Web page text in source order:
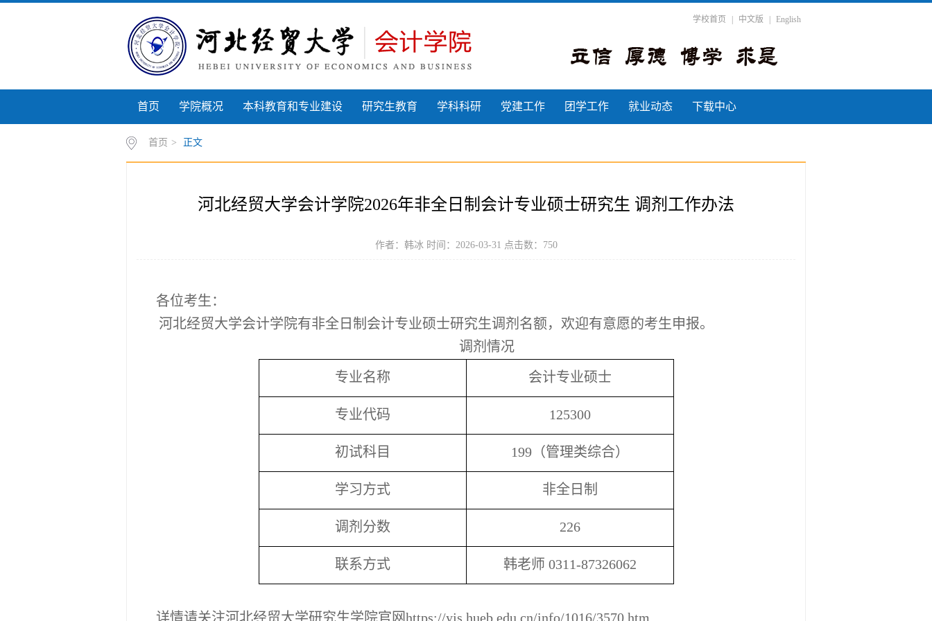
学校首页 中文版 English
首页 学院概况 本科教育和专业建设 研究生教育 学科科研 党建工作 团学工作 就业动态 下载中心
首页 > 正文
河北经贸大学会计学院2026年非全日制会计专业硕士研究生 调剂工作办法
作者：韩冰 时间：2026-03-31 点击数： 750
各位考生：
河北经贸大学会计学院有非全日制会计专业硕士研究生调剂 名额，欢迎有意愿的考生申报。
调剂情况
专业名称
会计专业硕士
专业代码 125300
初试科目 199（管理类综合）
学习方式 非全日制
调剂分数 226
联系方式 韩老师 0311-87326062
详情请关注河北经贸大学研究生学院官网https://yjs.hueb.edu.cn/info/1016/3570.htm